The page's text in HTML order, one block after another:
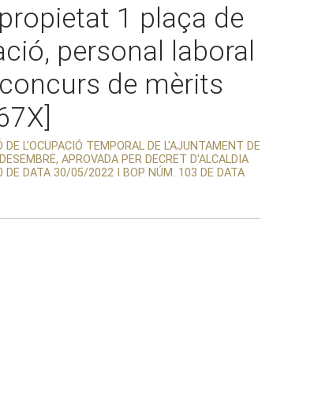
1 plaça de
personal laboral
de mèrits
L'OCUPACIÓ TEMPORAL DE L'AJUNTAMENT DE
APROVADA PER DECRET D'ALCALDIA
DATA 30/05/2022 I BOP NÚM. 103 DE DATA